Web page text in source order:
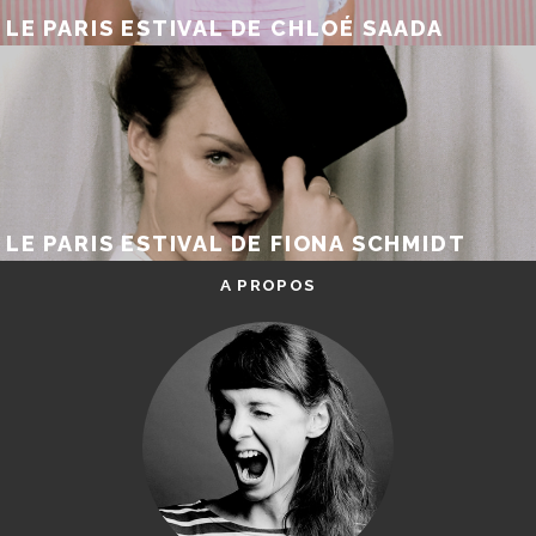
LE PARIS ESTIVAL DE CHLOÉ SAADA
LE PARIS ESTIVAL DE FIONA SCHMIDT
A PROPOS